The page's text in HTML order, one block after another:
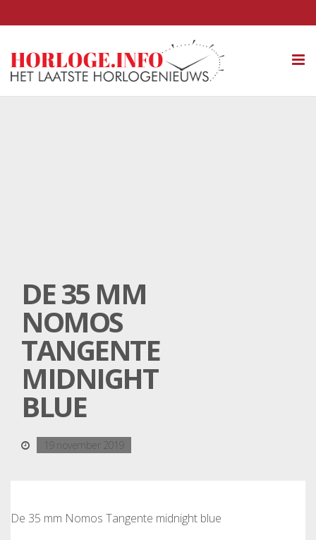
DE 35 MM
NOMOS
TANGENTE
MIDNIGHT
BLUE
19 november 2019
De 35 mm Nomos Tangente midnight blue